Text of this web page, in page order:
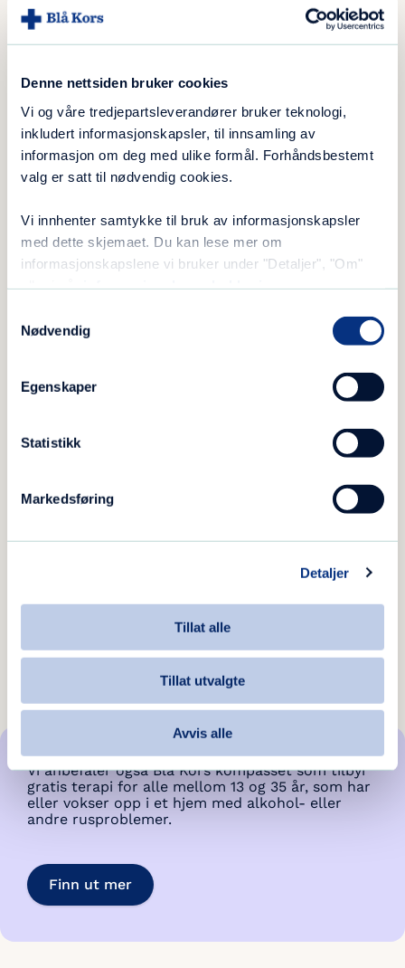
Denne nettsiden bruker cookies
Vi og våre tredjepartsleverandører bruker teknologi,
inkludert informasjonskapsler, til innsamling av
informasjon om deg med ulike formål. Forhåndsbestemt
valg er satt til nødvendig cookies.
Vi innhenter samtykke til bruk av informasjonskapsler
med dette skjemaet. Du kan lese mer om
informasjonskapslene vi bruker under "Detaljer", "Om"
Nødvendig
Egenskaper
Statistikk
Markedsføring
Detaljer
Tillat alle
Tillat utvalgte
Avvis alle
Få informasjon og hjelp hos
barneansvarlige
Pasienten eller pårørende kan ta kontakt med
barneansvarlig for å få informasjon, råd og
hjelp. Alle avdelinger / seksjoner har
Vi anbefaler også Blå Kors kompasset som tilbyr
gratis terapi for alle mellom 13 og 35 år, som har
eller vokser opp i et hjem med alkohol- eller
andre rusproblemer.
Finn ut mer